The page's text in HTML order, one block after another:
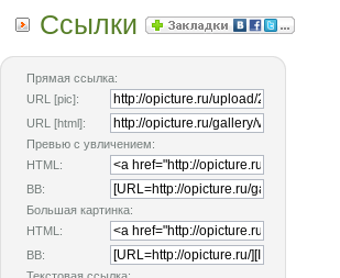
Ссылки
Прямая ссылка:
URL [pic]:
URL [html]:
Превью с увличением:
HTML:
BB:
Большая картинка:
HTML:
BB: